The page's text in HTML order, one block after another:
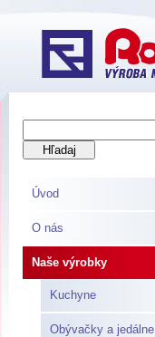
Úvod
O nás
Naše výrobky
Kuchyne
Obývačky a jedálne